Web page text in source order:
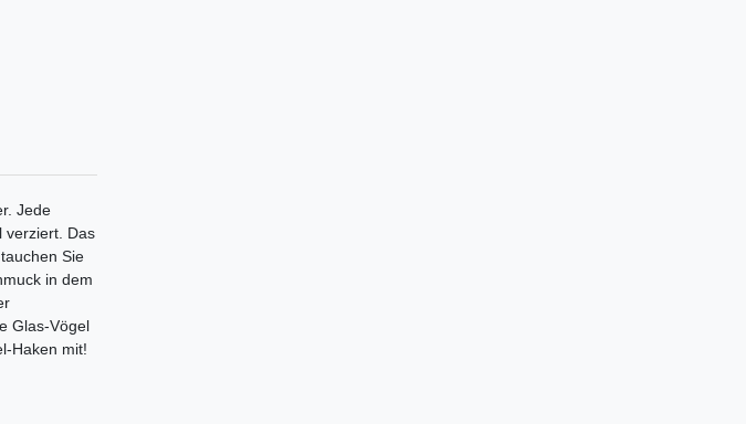
Jede
verziert. Das
Sie
in dem
Glas-Vögel
Haken mit!